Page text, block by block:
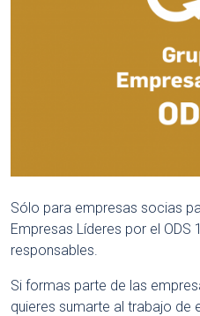
Sólo para empresas socias
Empresas Líderes por el
responsables.
Si formas parte de las
quieres sumarte al trabajo de